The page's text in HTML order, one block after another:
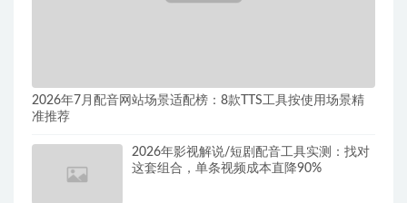
2026年7月配音网站场景适配榜：8款TTS工具按使用场景精
准推荐
2026年影视解说/短剧配音工具实测：找对
这套组合，单条视频成本直降90%